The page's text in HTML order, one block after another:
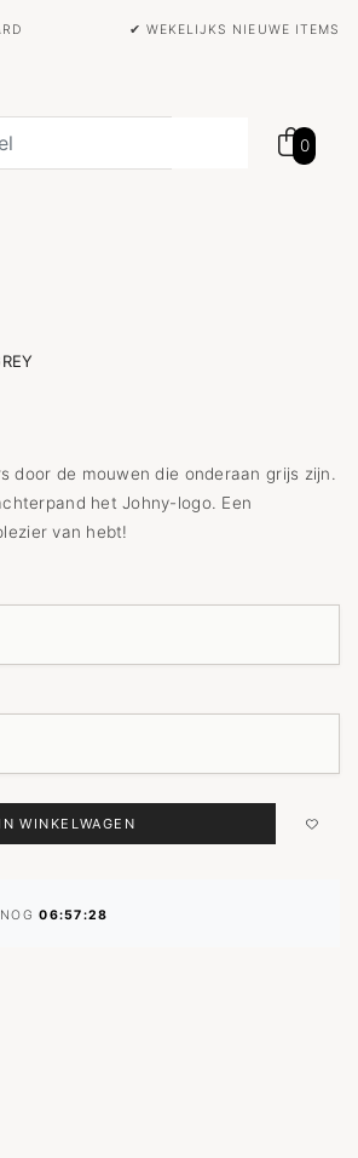
✔ WEKELIJKS NIEUWE ITEMS
0
door de mouwen die onderaan grijs zijn.
het Johny-logo. Een
van hebt!
IN WINKELWAGEN
NOG06:57:27